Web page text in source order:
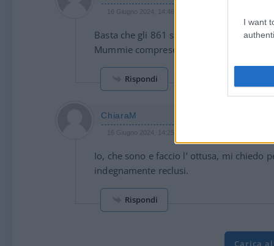
I want
16 Giugno 2024, 14:46 14:46
Basta che gli 861 si dichiarino
Mummie comprese.
Rispondi
ChiaraM
16 Giugno 2024, 14:25 14:25
Io, che sono e faccio l’ ottusa, mi chiedo
indegnamente reclusi.
Rispondi
Carica